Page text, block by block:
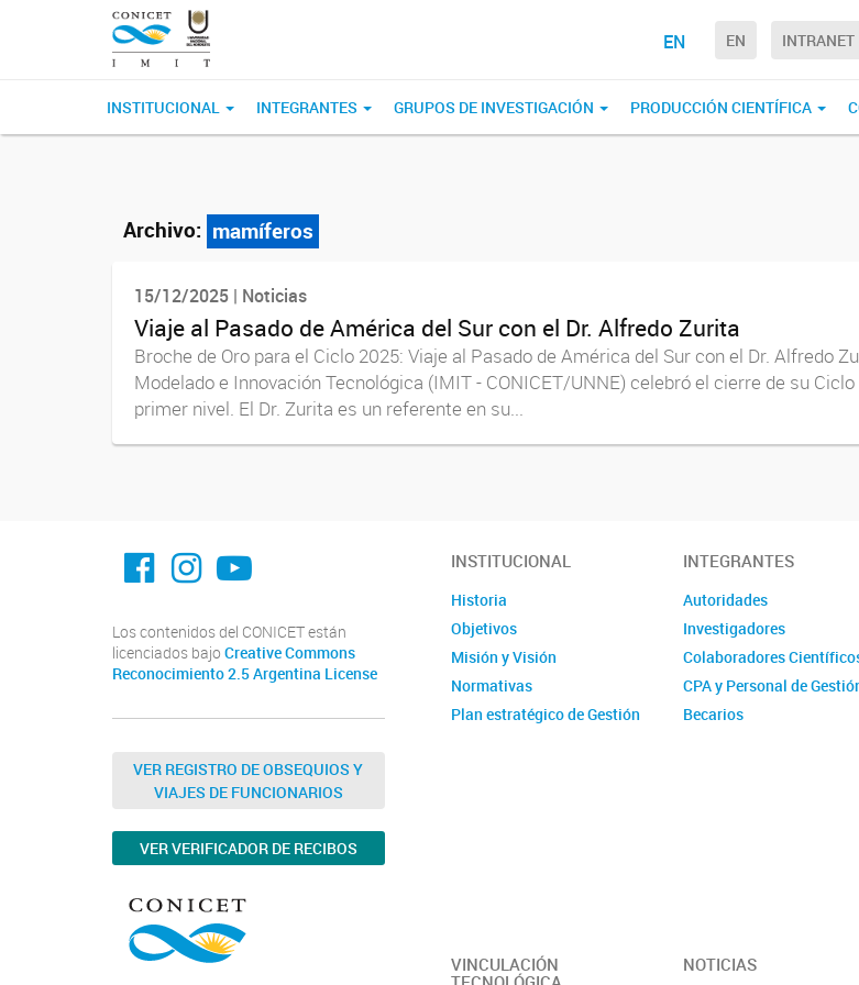
EN EN INTRANET
INSTITUCIONAL INTEGRANTES GRUPOS DE INVESTIGACIÓN PRODUCCIÓN CIENTÍFICA
Archivo: mamíferos
15/12/2025 | Noticias
Viaje al Pasado de América del Sur con el Dr. Alfredo Zurita
Broche de Oro para el Ciclo 2025: Viaje al Pasado de América del Sur con el Dr. Alfredo
Modelado e Innovación Tecnológica (IMIT - CONICET/UNNE) celebró el cierre de su
primer nivel. El Dr. Zurita es un referente en su...
facebook imit.conicet
imit.conicet
Youtube
Los contenidos del CONICET están
licenciados bajo Creative Commons
Reconocimiento 2.5 Argentina License
VER REGISTRO DE OBSEQUIOS Y
VIAJES DE FUNCIONARIOS
VER VERIFICADOR DE RECIBOS
INSTITUCIONAL
Historia
Objetivos
Misión y Visión
Normativas
Plan estratégico de Gestión
INTEGRANTES
Autoridades
Investigadores
Colaboradores
CPA y Personal de
Becarios
VINCULACIÓN
NOTICIAS